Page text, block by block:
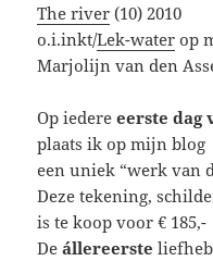
The river (10) 2010
o.i.inkt/Lek-water op
Marjolijn van den
Op iedereeerste dag
plaats ik op mijn blog
een uniek “werk van
Deze tekening,
is te koop voor € 185,-
Deállereerste